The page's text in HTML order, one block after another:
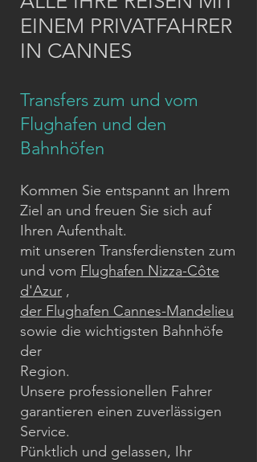
EINEM PRIVATFAHRER
IN CANNES
Transfers zum und vom
Flughafen und den
Bahnhöfen
Kommen Sie entspannt an Ihrem
Ziel an und freuen Sie sich auf
Ihren Aufenthalt.
mit unseren Transferdiensten zum
und vom Flughafen Nizza-Côte
d'Azur ,
der Flughafen Cannes-Mandelieu
sowie die wichtigsten Bahnhöfe
der
Region.
Unsere professionellen Fahrer
garantieren einen zuverlässigen
Service.
Pünktlich und gelassen, Ihr